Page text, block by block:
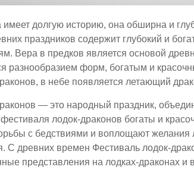
имеет долгую историю, она обширна и
праздников содержит глубокий и
Вера в предков является основой
разнообразием форм, богатым и
в небе появляется летающий
— это народный праздник,
лодок-драконов богаты и
с бедствиями и воплощают желания
С древних времен Фестиваль лодок-
представления на лодках-драконах